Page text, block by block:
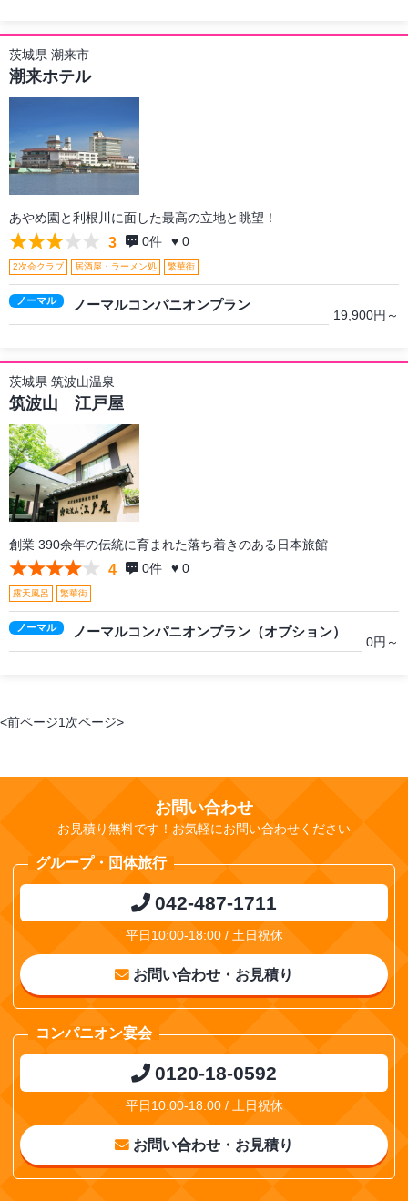
茨城県 潮来市
潮来ホテル
あやめ園と利根川に面した最高の立地と眺望！
3 0件 ♥ 0
2次会クラブ 居酒屋・ラーメン処 繁華街
ノーマル ノーマルコンパニオンプラン
19,900円～
茨城県 筑波山温泉
筑波山 江戸屋
創業 390余年の伝統に育まれた落ち着きのある日本旅館
4 0件 ♥ 0
露天風呂 繁華街
ノーマル ノーマルコンパニオンプラン（オプション）
0円～
<前ページ1 次ページ>
お問い合わせ
お見積り無料です！お気軽にお問い合わせください
グループ・団体旅行
042-487-1711
平日10:00-18:00 / 土日祝休
お問い合わせ・お見積り
コンパニオン宴会
0120-18-0592
平日10:00-18:00 / 土日祝休
お問い合わせ・お見積り